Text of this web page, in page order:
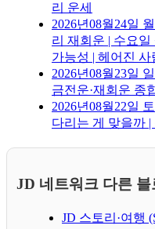
리 운세
2026년08월24일
리 재회운 | 수요
가능성 | 헤어진 사
2026년08월23일
금전운·재회운 종
2026년08월22일
다리는 게 맞을까 |
JD 네트워크 다른 블
JD 스토리·여행